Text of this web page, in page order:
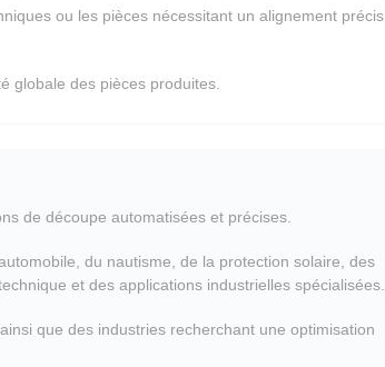
ou les pièces nécessitant un alignement précis
globale des pièces produites.
de découpe automatisées et précises.
du nautisme, de la protection solaire, des
et des applications industrielles spécialisées.
que des industries recherchant une optimisation